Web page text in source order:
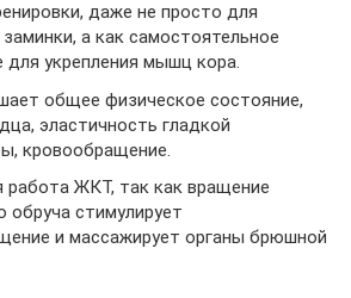
даже не просто для
а как самостоятельное
для укрепления мышц кора.
общее физическое состояние,
эластичность гладкой
кровообращение.
работа ЖКТ, так как вращение
обруча стимулирует
и массажирует органы брюшной